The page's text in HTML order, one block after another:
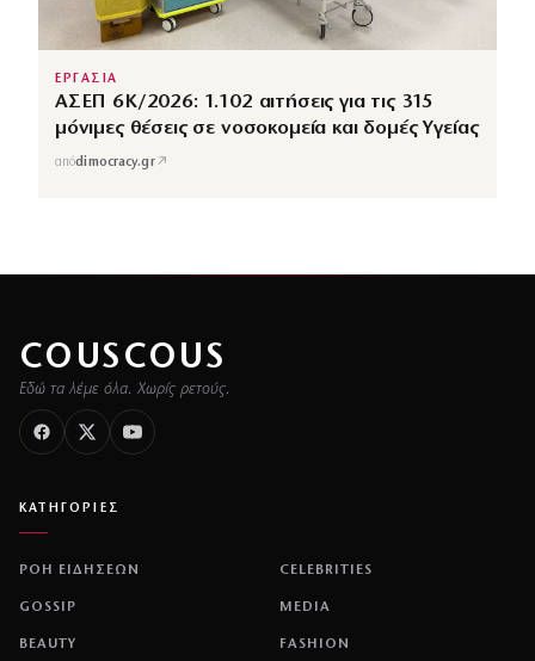
ΕΡΓΑΣΙΑ
ΑΣΕΠ 6Κ/2026: 1.102 αιτήσεις για τις 315
μόνιμες θέσεις σε νοσοκομεία και δομές Υγείας
απόdimocracy.gr↗
COUSCOUS
Εδώ τα λέμε όλα. Χωρίς ρετούς.
ΚΑΤΗΓΟΡΙΕΣ
ΡΟΗ ΕΙΔΗΣΕΩΝ CELEBRITIES
GOSSIP MEDIA
BEAUTY FASHION